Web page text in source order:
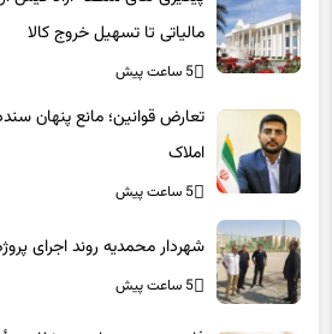
پیگیری های منطقه آزاد کیش
مالیاتی تا تسهیل خروج کالا
5 ساعت پیش
تعارض قوانین؛ مانع پنهان
املاک
شهردار محمدیه روند اجرای